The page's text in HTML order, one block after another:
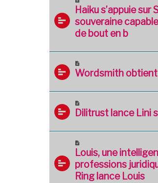
Haiku s’appuie
souveraine
de bout en b
Wordsmith obtient
Dilitrust lance Lini
Louis, une
professions
Ring lance Louis